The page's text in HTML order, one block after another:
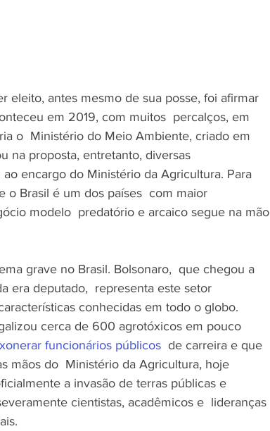
eleito, antes mesmo de sua posse, foi afirmar
em 2019, com muitos  percalços, em
o  Ministério do Meio Ambiente, criado em
na proposta, entretanto, diversas
encargo do Ministério da Agricultura. Para
o Brasil é um dos países  com maior
modelo  predatório e arcaico segue na mão
grave no Brasil. Bolsonaro,  que chegou a
era deputado,  representa este setor
conhecidas em todo o globo.
cerca de 600 agrotóxicos em pouco
funcionários públicos
  de carreira e que
mãos do  Ministério da Agricultura, hoje
a invasão de terras públicas e
cientistas, acadêmicos e  lideranças